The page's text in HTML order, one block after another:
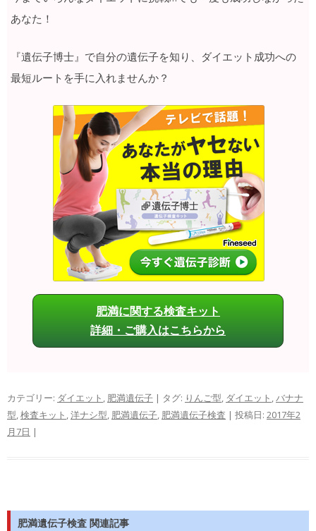
あなた！
『遺伝子博士』で自分の遺伝子を知り、ダイエット成功への
最短ルートを手に入れませんか？
肥満に関する検査キット
詳細・ご購入はこちらから
カテゴリー: ダイエット , 肥満遺伝子 | タグ: りんご型, ダイエット ,バナナ
型,検査キット ,洋ナシ型, 肥満遺伝子, 肥満遺伝子検査 | 投稿日: 2017年2
月7日 |
肥満遺伝子検査 関連記事